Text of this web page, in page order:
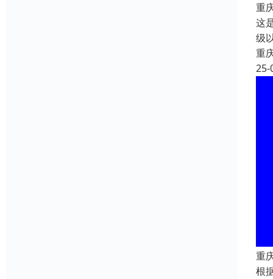
重
这
级
重
25-
重
根